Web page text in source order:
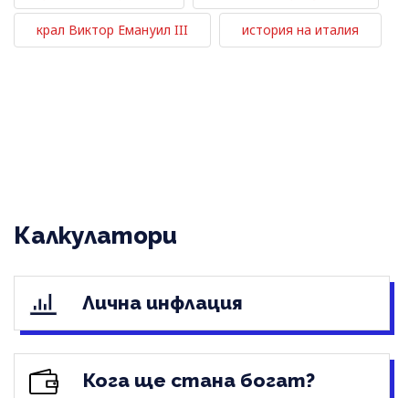
крал Виктор Емануил III история на италия
Калкулатори
Лична инфлация
Кога ще стана богат?